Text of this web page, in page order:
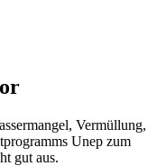
Vermüllung,
Unep zum
gut aus.